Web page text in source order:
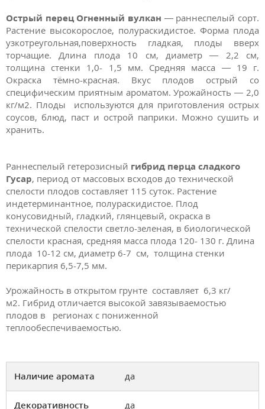
Острый перец Огненный вулкан — раннеспелый сорт.
Растение высокорослое, полураскидистое. Форма плода
узкотреугольная,поверхность гладкая, плоды вверх
торчащие. Длина плода 10 см, диаметр — 2,2 см,
толщина стенки 1,0- 1,5 мм. Средняя масса — 19 г.
Окраска тёмно-красная. Вкус плодов острый со
специфическим приятным ароматом. Урожайность — 2,0
кг/м2. Плоды используются для приготовления острых
соусов, блюд, паст и острой паприки. Можно сушить и
хранить.
Раннеспелый гетерозисный гибрид перца сладкого
Гусар, период от массовых всходов до технической
спелости плодов составляет 115 суток. Растение
индетерминантное, полураскидистое. Плод
конусовидный, гладкий, глянцевый, окраска в
технической спелости светло-зеленая, в биологической
спелости красная, средняя масса плода 120- 130 г. Длина
плода 10-12 см, диаметр 6-7 см, толщина стенки
перикарпия 6,5-7,5 мм.
Урожайность в открытом грунте составляет 6,3 кг/
м2. Гибрид отличается высокой завязываемостью
плодов в регионах с пониженной
теплообеспечиваемостью.
Наличие аромата да
Декоративность да